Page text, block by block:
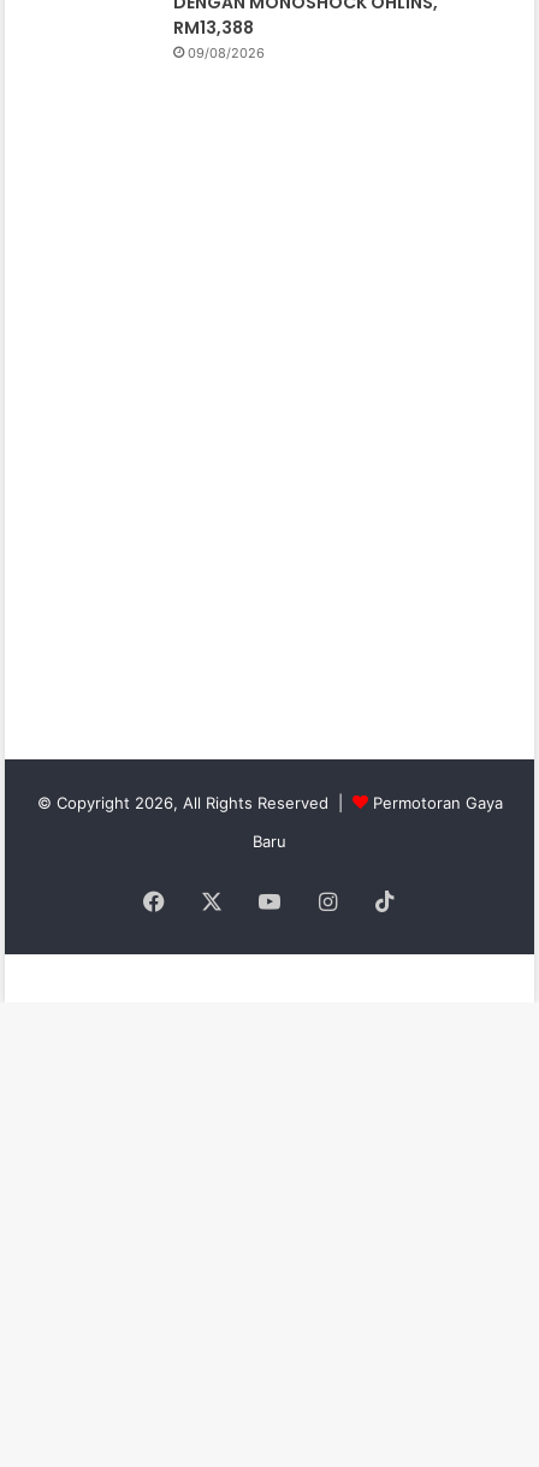
RM13,388
09/08/2026
© Copyright 2026, All Rights Reserved |
Permotoran Gaya
Baru
Facebook YouTubeInstagram